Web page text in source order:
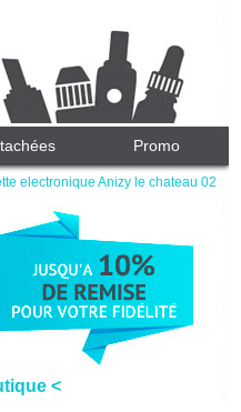
electronique Anizy le chateau 02
Promo
<